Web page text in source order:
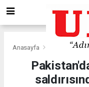
Anasayfa Gündem